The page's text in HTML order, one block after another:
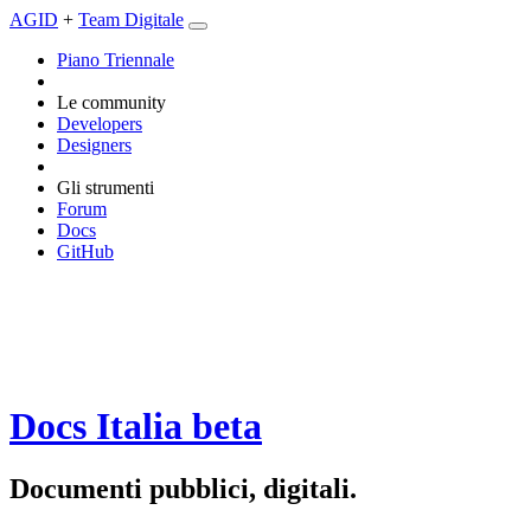
AGID + Team Digitale
Piano Triennale
Le community
Developers
Designers
Gli strumenti
Forum
Docs
GitHub
Docs Italia beta
Documenti pubblici, digitali.